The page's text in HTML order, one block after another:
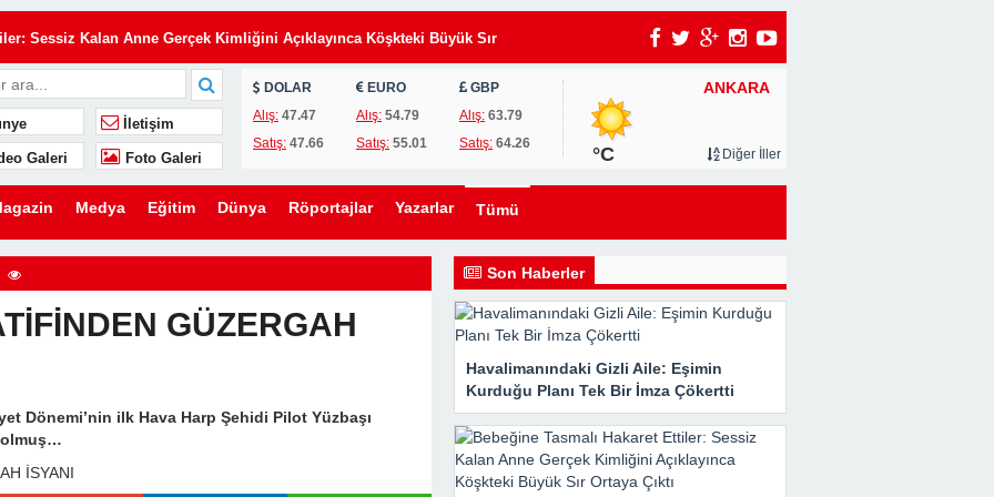
Sessiz Kalan Anne Gerçek Kimliğini Açıklayınca Köşkteki Büyük Sır
Annemi Hizmetçi Gibi Çalıştırıyorlardı: Tapunun Kime Ait Olduğunu
Gün, Kayınvalidesinin Son Hediyesi Hayatını Değiştirdi
Oğlunu Kurtaran Babanın Büyük Sırrı
Kahvaltı Masasında Tüm Gerçekleri Ortaya Çıkardı
Üvey Babasının Yaptığı Gizli Davet Tüm Ailenin Kaderini Değiştirdi
Gelen Gizemli Kadını Anlattı… Gerçeği Öğrendiğimde Gözyaşlarıma
İki Havlu, Bir Babanın Sakladığı Büyük Acıyı Ortaya Çıkardı
Kurduğu Planı Tek Bir İmza Çökertti
İletişim
Galeri Foto Galeri
DOLAR
Alış: 47.47
Satış: 47.66
EURO
Alış:54.79
Satış:55.01
GBP
Alış:63.79
Satış:64.26
ANKARA
°C Diğer İller
Medya Eğitim Dünya Röportajlar Yazarlar Tümü
GÜZERGAH
Dönemi’nin ilk Hava Harp Şehidi Pilot Yüzbaşı
Son Haberler
Havalimanındaki Gizli Aile: Eşimin
Kurduğu Planı Tek Bir İmza Çökertti